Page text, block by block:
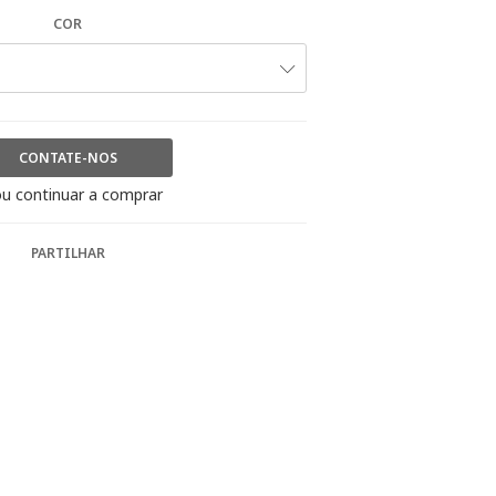
COR
CONTATE-NOS
continuar a comprar
PARTILHAR